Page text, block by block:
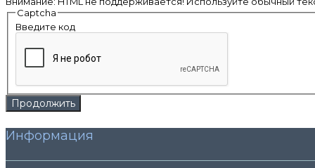
Captcha
Введите код
Продолжить
Информация